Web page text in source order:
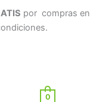
por compras en
0